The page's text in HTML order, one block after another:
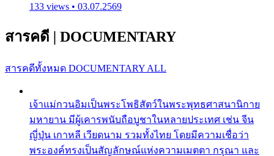
133 views • 03.07.2569
สารคดี | DOCUMENTARY
สารคดีทั้งหมด DOCUMENTARY ALL
เจ้าแม่กวนอิมเป็นพระโพธิสัตว์ในพระพุทธศาสนานิกาย
มหายาน มีผู้เคารพนับถือบูชาในหลายประเทศ เช่น จีน
ญี่ปุ่น เกาหลี เวียดนาม รวมทั้งไทย โดยมีความเชื่อว่า
พระองค์ทรงเป็นสัญลักษณ์แห่งความเมตตา กรุณา และ